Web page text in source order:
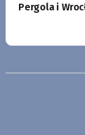
Pergola i